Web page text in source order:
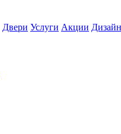
Двери Услуги Акции